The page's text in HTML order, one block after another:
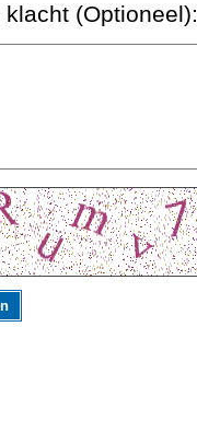
(Optioneel):